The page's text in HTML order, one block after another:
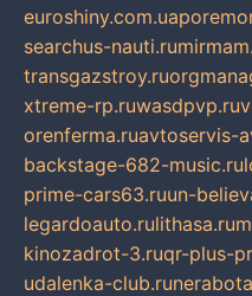
euroshiny.com.ua
searchus-nauti.ru
transgazstroy.ru
xtreme-rp.ruwasdpvp.ru
orenferma.ruavtoservis-
backstage-682-music.ru
prime-cars63.ruun-
legardoauto.rulithasa.ru
kinozadrot-3.ruqr-plus-
udalenka-club.ru